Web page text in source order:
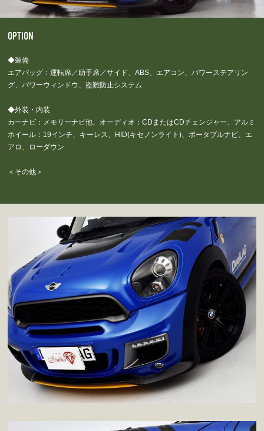
OPTION
◆装備
エアバッグ：運転席／助手席／サイド、ABS、エアコン、パワーステアリン
グ、パワーウィンドウ、盗難防止システム
◆外装・内装
カーナビ：メモリーナビ他、オーディオ：CDまたはCDチェンジャー、アルミ
ホイール：19インチ、キーレス、HID(キセノンライト)、ポータブルナビ、エ
アロ、ローダウン
＜その他＞